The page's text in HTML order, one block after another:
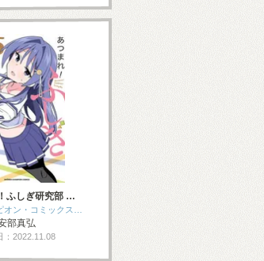
ふしぎ研究部 …
オン・コミックス…
部真弘
：2022.11.08